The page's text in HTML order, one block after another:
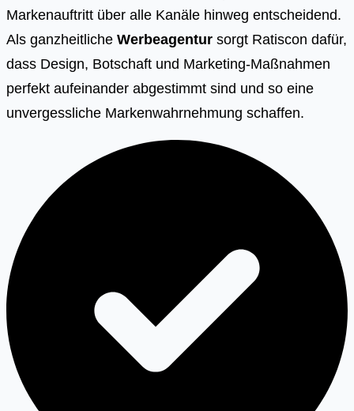
Markenauftritt über alle Kanäle hinweg entscheidend.
Als ganzheitliche Werbeagentur sorgt Ratiscon dafür,
dass Design, Botschaft und Marketing-Maßnahmen
perfekt aufeinander abgestimmt sind und so eine
unvergessliche Markenwahrnehmung schaffen.